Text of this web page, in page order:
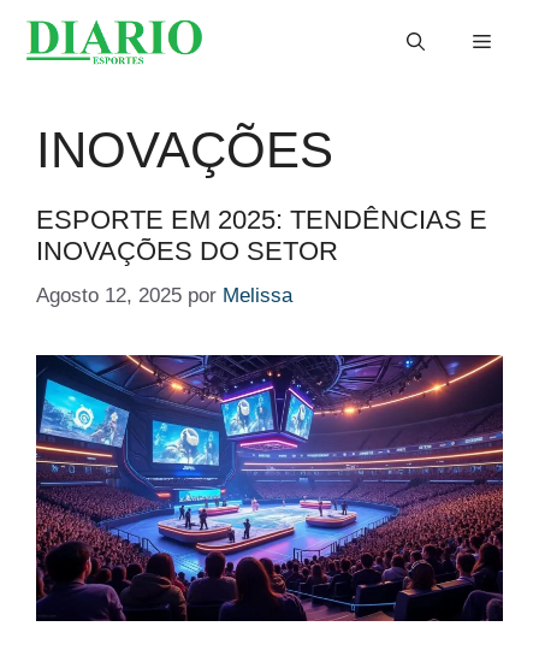
Menu
INOVAÇÕES
ESPORTE EM 2025: TENDÊNCIAS E
INOVAÇÕES DO SETOR
Agosto 12, 2025 por Melissa